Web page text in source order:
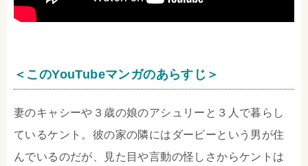
＜このYouTubeマンガのあらすじ＞
妻のキャシーや３歳の娘のアシュリーと３人で暮らし
ているケント。彼の家の隣にはダービーという男が住
んでいるのだが、見た目や言動の怪しさからケントは